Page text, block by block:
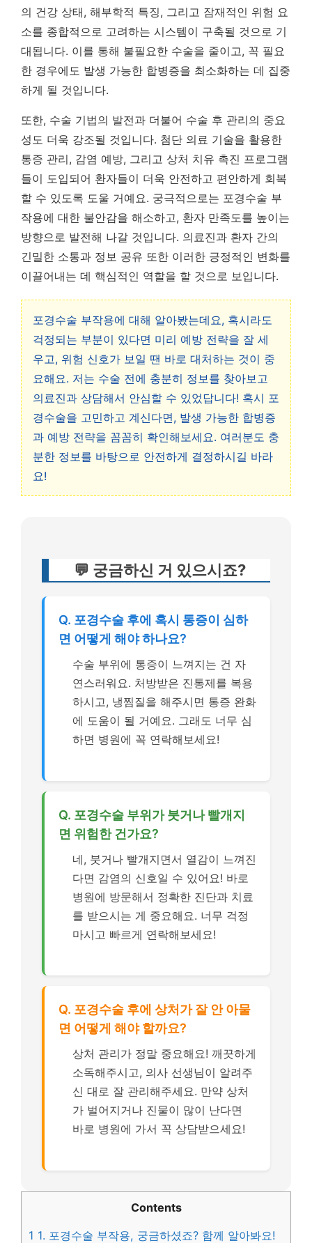
의 건강 상태, 해부학적 특징, 그리고 잠재적인 위험 요
소를 종합적으로 고려하는 시스템이 구축될 것으로 기
대됩니다. 이를 통해 불필요한 수술을 줄이고, 꼭 필요
한 경우에도 발생 가능한 합병증을 최소화하는 데 집중
하게 될 것입니다.
또한, 수술 기법의 발전과 더불어 수술 후 관리의 중요
성도 더욱 강조될 것입니다. 첨단 의료 기술을 활용한
통증 관리, 감염 예방, 그리고 상처 치유 촉진 프로그램
들이 도입되어 환자들이 더욱 안전하고 편안하게 회복
할 수 있도록 도울 거예요. 궁극적으로는 포경수술 부
작용에 대한 불안감을 해소하고, 환자 만족도를 높이는
방향으로 발전해 나갈 것입니다. 의료진과 환자 간의
긴밀한 소통과 정보 공유 또한 이러한 긍정적인 변화를
이끌어내는 데 핵심적인 역할을 할 것으로 보입니다.
포경수술 부작용에 대해 알아봤는데요, 혹시라도
걱정되는 부분이 있다면 미리 예방 전략을 잘 세
우고, 위험 신호가 보일 땐 바로 대처하는 것이 중
요해요. 저는 수술 전에 충분히 정보를 찾아보고
의료진과 상담해서 안심할 수 있었답니다! 혹시 포
경수술을 고민하고 계신다면, 발생 가능한 합병증
과 예방 전략을 꼼꼼히 확인해보세요. 여러분도 충
분한 정보를 바탕으로 안전하게 결정하시길 바라
요!
💬 궁금하신 거 있으시죠?
Q. 포경수술 후에 혹시 통증이 심하
면 어떻게 해야 하나요?
수술 부위에 통증이 느껴지는 건 자
연스러워요. 처방받은 진통제를 복용
하시고, 냉찜질을 해주시면 통증 완화
에 도움이 될 거예요. 그래도 너무 심
하면 병원에 꼭 연락해보세요!
Q. 포경수술 부위가 붓거나 빨개지
면 위험한 건가요?
네, 붓거나 빨개지면서 열감이 느껴진
다면 감염의 신호일 수 있어요! 바로
병원에 방문해서 정확한 진단과 치료
를 받으시는 게 중요해요. 너무 걱정
마시고 빠르게 연락해보세요!
Q. 포경수술 후에 상처가 잘 안 아물
면 어떻게 해야 할까요?
상처 관리가 정말 중요해요! 깨끗하게
소독해주시고, 의사 선생님이 알려주
신 대로 잘 관리해주세요. 만약 상처
가 벌어지거나 진물이 많이 난다면
바로 병원에 가서 꼭 상담받으세요!
Contents
1 1. 포경수술 부작용, 궁금하셨죠? 함께 알아봐요!